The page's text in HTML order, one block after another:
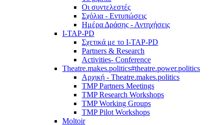
Οι συντελεστές
Σχόλια - Εντυπώσεις
Ημέρα Δράσης - Αντηχήσεις
I-TAP-PD
Σχετικά με το I-TAP-PD
Partners & Research
Activities- Conference
Theatre.makes.politics#theatre.power.politics
Αρχική - Theatre.makes.politics
TMP Partners Meetings
TMP Research Workshops
TMP Working Groups
TMP Pilot Workshops
Moltoir